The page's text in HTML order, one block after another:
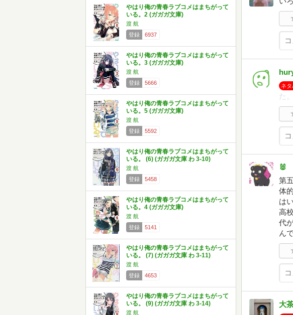
やはり俺の青春ラブコメはまちがって
いる。2 (ガガガ文庫)
渡 航
登録
6937
やはり俺の青春ラブコメはまちがって
いる。3 (ガガガ文庫)
渡 航
登録
5666
やはり俺の青春ラブコメはまちがって
いる。5 (ガガガ文庫)
渡 航
登録
5592
やはり俺の青春ラブコメはまちがって
いる。 (6) (ガガガ文庫 わ 3-10)
渡 航
登録
5458
やはり俺の青春ラブコメはまちがって
いる。4 (ガガガ文庫)
渡 航
登録
5141
やはり俺の青春ラブコメはまちがって
いる。 (7) (ガガガ文庫 わ 3-11)
渡 航
登録
4653
やはり俺の青春ラブコメはまちがって
いる。 (9) (ガガガ文庫 わ 3-14)
渡 航
ネタ
た
🐰
第
体
は
高
代
ん
大